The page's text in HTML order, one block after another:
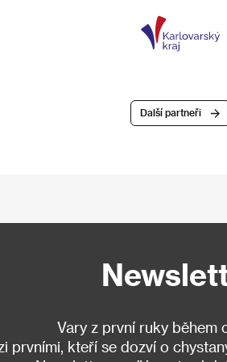
Další partneři
Vary z první ruky během
prvními, kteří se dozví o